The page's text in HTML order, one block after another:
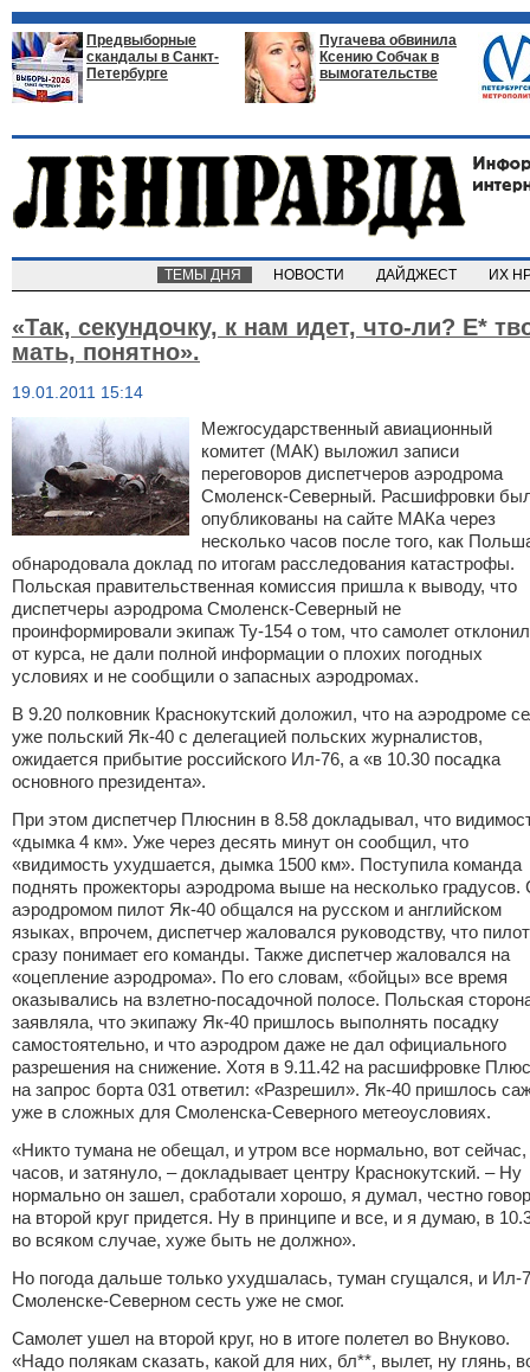
Предвыборные
скандалы в Санкт-
Петербурге
Пугачева обвинила
Ксению Собчак в
вымогательстве
ТЕМЫ ДНЯ НОВОСТИ ДАЙДЖЕСТ ИХ
«Так, секундочку, к нам идет, что-ли? Е*
мать, понятно».
19.01.2011 15:14
Межгосударственный авиационный
комитет (МАК) выложил записи
переговоров диспетчеров аэродрома
Смоленск-Северный. Расшифровки
опубликованы на сайте МАКа через
несколько часов после того, как
обнародовала доклад по итогам расследования катастрофы.
Польская правительственная комиссия пришла к выводу, что
диспетчеры аэродрома Смоленск-Северный не
проинформировали экипаж Ту-154 о том, что самолет
от курса, не дали полной информации о плохих погодных
условиях и не сообщили о запасных аэродромах.
В 9.20 полковник Краснокутский доложил, что на аэродроме
уже польский Як-40 с делегацией польских журналистов,
ожидается прибытие российского Ил-76, а «в 10.30 посадка
основного президента».
При этом диспетчер Плюснин в 8.58 докладывал, что
«дымка 4 км». Уже через десять минут он сообщил, что
«видимость ухудшается, дымка 1500 км». Поступила команда
поднять прожекторы аэродрома выше на несколько градусов.
аэродромом пилот Як-40 общался на русском и английском
языках, впрочем, диспетчер жаловался руководству, что
сразу понимает его команды. Также диспетчер жаловался на
«оцепление аэродрома». По его словам, «бойцы» все время
оказывались на взлетно-посадочной полосе. Польская
заявляла, что экипажу Як-40 пришлось выполнять посадку
самостоятельно, и что аэродром даже не дал официального
разрешения на снижение. Хотя в 9.11.42 на расшифровке
на запрос борта 031 ответил: «Разрешил». Як-40 пришлось
уже в сложных для Смоленска-Северного метеоусловиях.
«Никто тумана не обещал, и утром все нормально, вот сейчас,
часов, и затянуло, – докладывает центру Краснокутский. – Ну
нормально он зашел, сработали хорошо, я думал, честно
на второй круг придется. Ну в принципе и все, и я думаю, в
во всяком случае, хуже быть не должно».
Но погода дальше только ухудшалась, туман сгущался, и Ил-
Смоленске-Северном сесть уже не смог.
Самолет ушел на второй круг, но в итоге полетел во Внуково.
«Надо полякам сказать, какой для них, бл**, вылет, ну глянь,